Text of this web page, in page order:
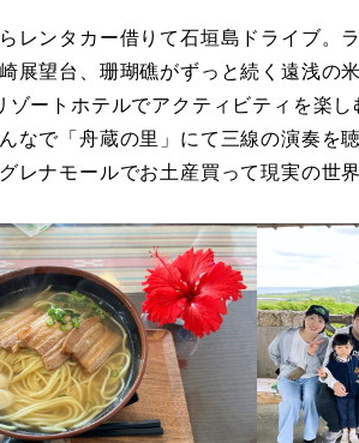
レンタカー借りて石垣島ドライブ
望台、珊瑚礁がずっと続く遠浅
ートホテルでアクティビティを楽
なで「舟蔵の里」にて三線の演奏
ナモールでお土産買って現実の世